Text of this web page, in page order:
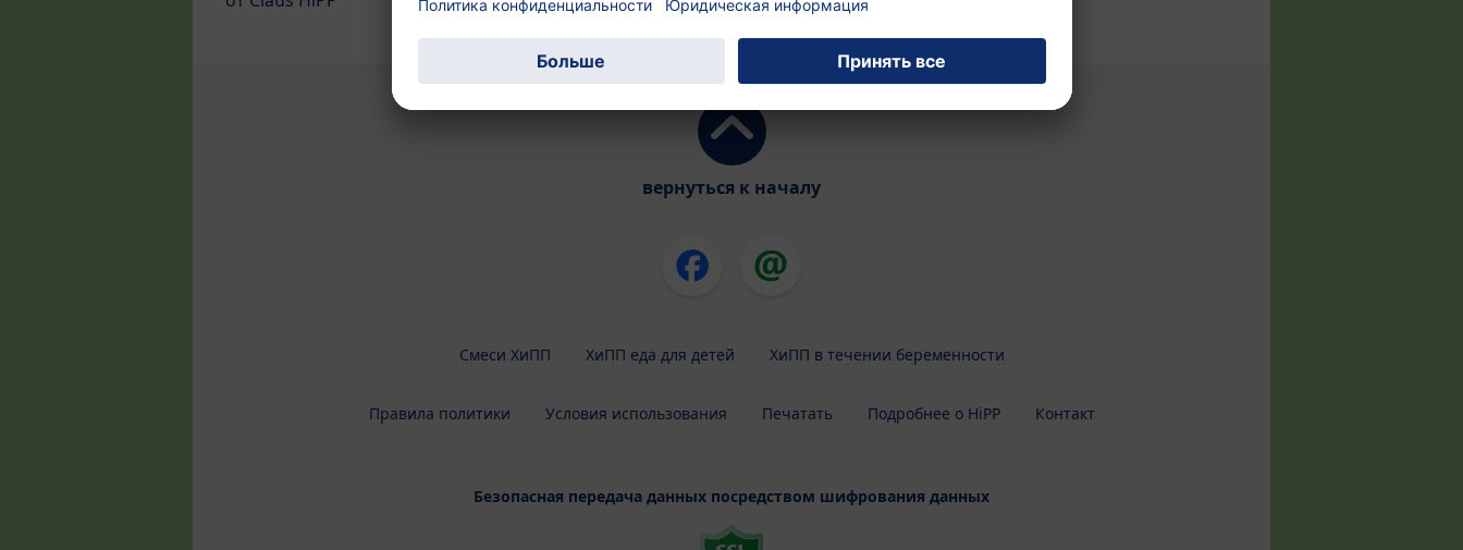
вернуться к началу
Смеси ХиПП ХиПП еда для детей ХиПП в течении беременности
Правила политики Условия использования Печатать Подробнее о HiPP Контакт
Безопасная передача данных посредством шифрования данных